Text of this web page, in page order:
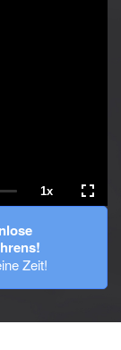
1xPlayback
Rate
Zeit!